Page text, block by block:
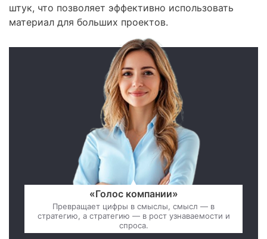
штук, что позволяет эффективно использовать
материал для больших проектов.
«Голос компании»
Превращает цифры в смыслы, смысл — в
стратегию, а стратегию — в рост узнаваемости и
спроса.